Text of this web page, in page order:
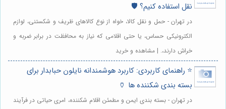
نقل استفاده کنیم؟ 🛡️
در تهران - حمل و نقل کالا، خواه از نوع کالاهای ظریف و شکستنی، لوازم
الکترونیکی حساس، یا حتی اقلامی که نیاز به محافظت در برابر ضربه و
خراش دارند،. | مشاهده و خرید
⭐️ راهنمای کاربردی: کاربرد هوشمندانه نایلون حبابدار برای
بسته بندی شکننده ها 🏺
در تهران - بسته بندی ایمن و مطمئن اقلام شکننده، امری حیاتی در فرآیند